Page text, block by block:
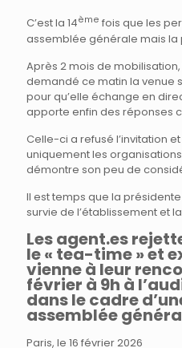
C’est la 14ème fois que les
assemblée générale mais
Après 2 mois de
demandé ce matin la venue
pour qu’elle échange en
apporte enfin des réponses
Celle-ci a refusé l’invitation
uniquement les
démontre son peu de
Il est temps que la
survie de l’établissement et
Les agent.es
le « tea-time » et
vienne à leur
février à 9h à
dans le cadre
assemblée
Paris, le 16 février 2026